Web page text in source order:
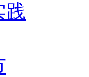
践